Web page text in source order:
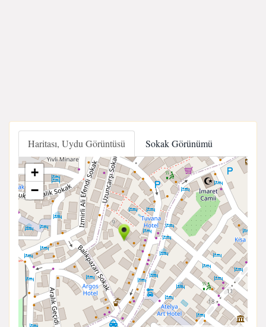
Haritası, Uydu Görüntüsü Sokak Görünümü
+
−